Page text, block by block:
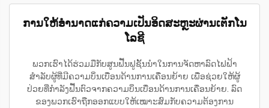
ການໃຫ້ອຳນາດແກ່ຄວາມເປັນອິດສະຫຼະຜ່ານເຕັກໂນ
ໂລຊີ
ພວກເຮົາໄດ້ຮ່ວມມືກັບສູນຟື້ນຟູຊັ້ນນຳໃນການຈັດຫາລົດໄຟຟ້າ
ສຳລັບຜູ້ທີ່ມີຄວາມບິ່ນເບື່ອນດ້ານການເຄື່ອນຍ້າຍ ເພື່ອຊ່ວຍໃຫ້ຜູ້
ປ່ວຍທີ່ກຳລັງຟື້ນຕົວຈາກຄວາມບິ່ນເບື່ອນດ້ານການເຄື່ອນຍ້າຍ. ລົດ
ຂອງພວກເຮົາຖືກອອກແບບໃຫ້ເໝາະສົມກັບຄວາມຕ້ອງການ